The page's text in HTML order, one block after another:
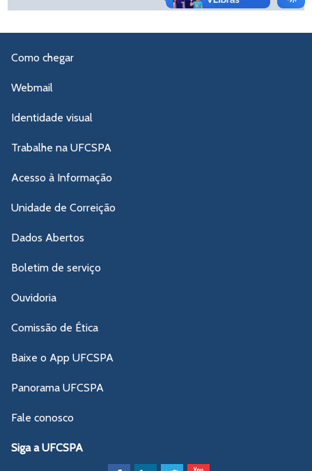
Como chegar
Webmail
Identidade visual
Trabalhe na UFCSPA
Acesso à Informação
Unidade de Correição
Dados Abertos
Boletim de serviço
Ouvidoria
Comissão de Ética
Baixe o App UFCSPA
Panorama UFCSPA
Fale conosco
Siga a UFCSPA